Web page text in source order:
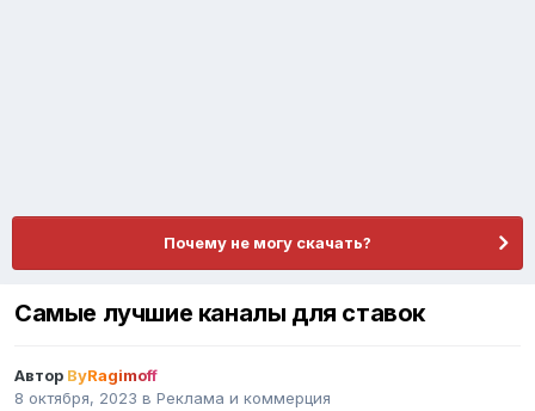
Почему не могу скачать?
Самые лучшие каналы для ставок
Автор ByRagimoff
8 октября, 2023 в Реклама и коммерция